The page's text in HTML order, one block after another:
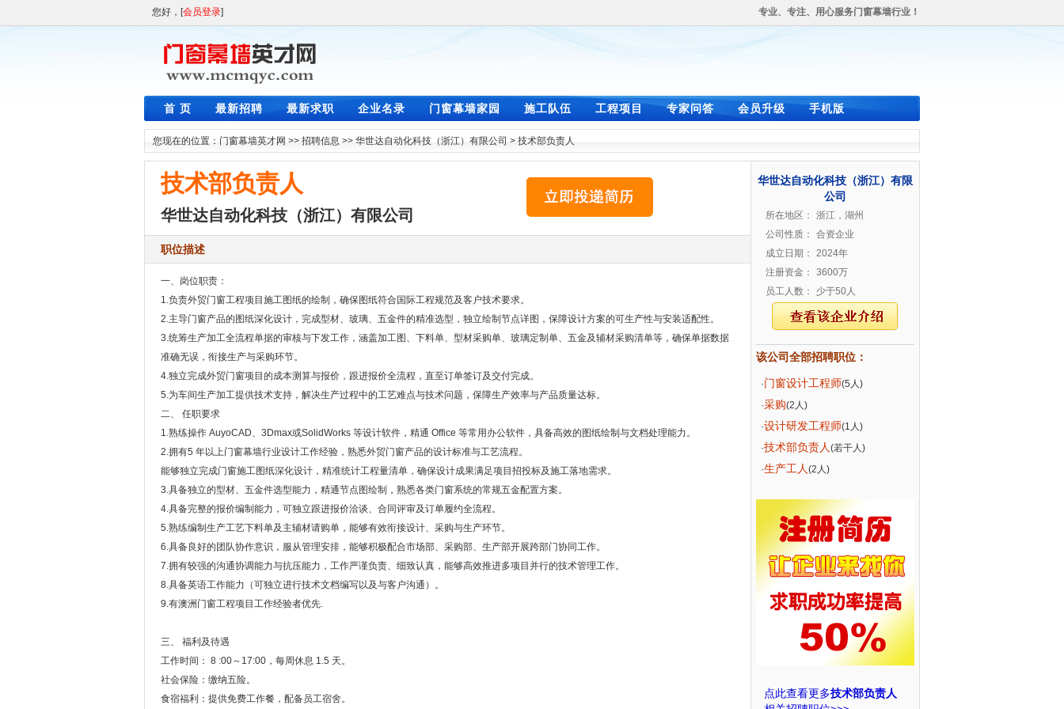
您好，[会员登录] 专业、专注、用心服务门窗幕墙行业！
首 页 最新招聘 最新求职 企业名录 门窗幕墙家园 施工队伍 工程项目 专家问答 会员升级 手机版
您现在的位置： 门窗幕墙英才网 >> 招聘信息 >> 华世达自动化科技（浙江）有限公司 > 技术部负责人
技术部负责人
华世达自动化科技（浙江）有限公司
职位描述
一、岗位职责：
1.负责外贸门窗工程项目施工图纸的绘制，确保图纸符合国际工程规范及客户技术要求。
2.主导门窗产品的图纸深化设计，完成型材、玻璃、五金件的精准选型，独立绘制节点详图，保障设计方案的可生产性与安装适配性。
3.统筹生产加工全流程单据的审核与下发工作，涵盖加工图、下料单、型材采购单、玻璃定制单、五金及辅材采购清单等，确保单据数据
准确无误，衔接生产与采购环节。
4.独立完成外贸门窗项目的成本测算与报价，跟进报价全流程，直至订单签订及交付完成。
5.为车间生产加工提供技术支持，解决生产过程中的工艺难点与技术问题，保障生产效率与产品质量达标。
二、 任职要求
1.熟练操作 AuyoCAD、3Dmax或SolidWorks 等设计软件，精通 Office 等常用办公软件，具备高效的图纸绘制与文档处理能力。
2.拥有5 年以上门窗幕墙行业设计工作经验，熟悉外贸门窗产品的设计标准与工艺流程。
能够独立完成门窗施工图纸深化设计，精准统计工程量清单，确保设计成果满足项目招投标及施工落地需求。
3.具备独立的型材、五金件选型能力，精通节点图绘制，熟悉各类门窗系统的常规五金配置方案。
4.具备完整的报价编制能力，可独立跟进报价洽谈、合同评审及订单履约全流程。
5.熟练编制生产工艺下料单及主辅材请购单，能够有效衔接设计、采购与生产环节。
6.具备良好的团队协作意识，服从管理安排，能够积极配合市场部、采购部、生产部开展跨部门协同工作。
7.拥有较强的沟通协调能力与抗压能力，工作严谨负责、细致认真，能够高效推进多项目并行的技术管理工作。
8.具备英语工作能力（可独立进行技术文档编写以及与客户沟通）。
9.有澳洲门窗工程项目工作经验者优先.
三、 福利及待遇
工作时间： 8 :00～17:00，每周休息 1.5 天。
社会保险：缴纳五险。
食宿福利：提供免费工作餐，配备员工宿舍。
华世达自动化科技（浙江）有限
公司
所在地区：
浙江，湖州
公司性质：
合资企业
成立日期：
2024年
注册资金：
3600万
员工人数：
少于50人
该公司全部招聘职位：
·门窗设计工程师(5人)
·采购(2人)
·设计研发工程师(1人)
·技术部负责人 (若干人)
·生产工人 (2人)
点此查看更多技术部负责人